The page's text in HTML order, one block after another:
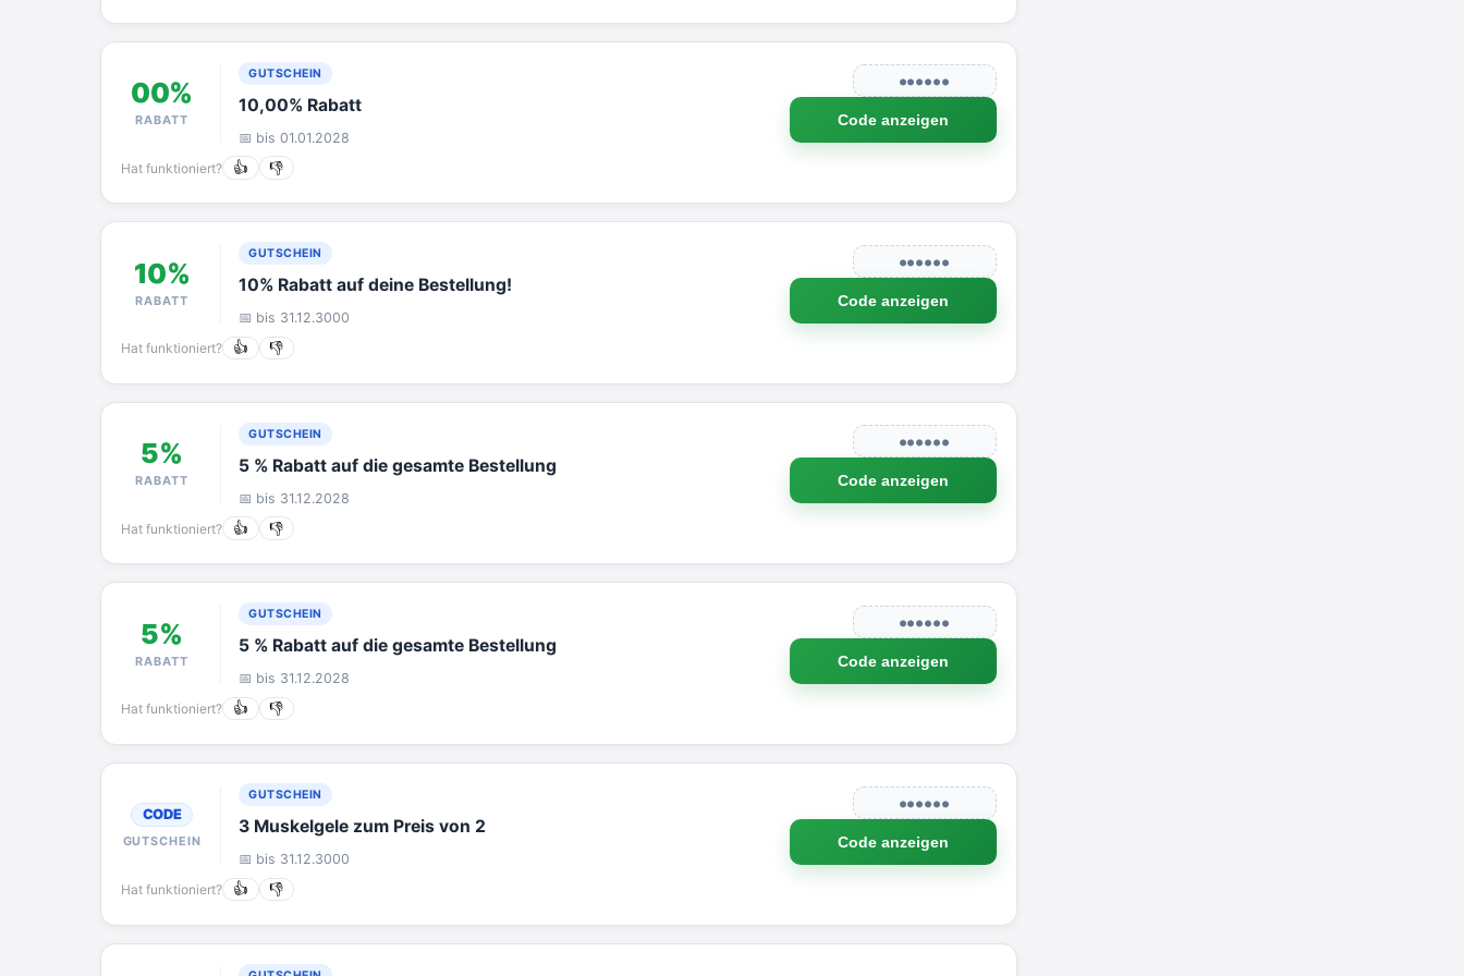
00%
RABATT
GUTSCHEIN
10,00% Rabatt
📅 bis 01.01.2028
●●●●●●
Code anzeigen
Hat funktioniert? 👍 👎
10%
RABATT
GUTSCHEIN
10% Rabatt auf deine Bestellung!
📅 bis 31.12.3000
●●●●●●
Code anzeigen
Hat funktioniert? 👍 👎
5%
RABATT
GUTSCHEIN
5 % Rabatt auf die gesamte Bestellung
📅 bis 31.12.2028
●●●●●●
Code anzeigen
Hat funktioniert? 👍 👎
5%
RABATT
GUTSCHEIN
5 % Rabatt auf die gesamte Bestellung
📅 bis 31.12.2028
●●●●●●
Code anzeigen
Hat funktioniert? 👍 👎
CODE
GUTSCHEIN
GUTSCHEIN
3 Muskelgele zum Preis von 2
📅 bis 31.12.3000
●●●●●●
Code anzeigen
Hat funktioniert? 👍 👎